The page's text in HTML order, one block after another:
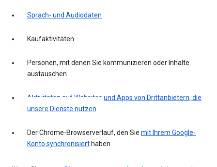
Sprach- und Audiodaten
Kaufaktivitäten
Personen, mit denen Sie kommunizieren oder Inhalte
austauschen
Aktivitäten auf Websites und Apps von Drittanbietern, die
unsere Dienste nutzen
Der Chrome-Browserverlauf, den Sie mit Ihrem Google-
Konto synchronisiert haben